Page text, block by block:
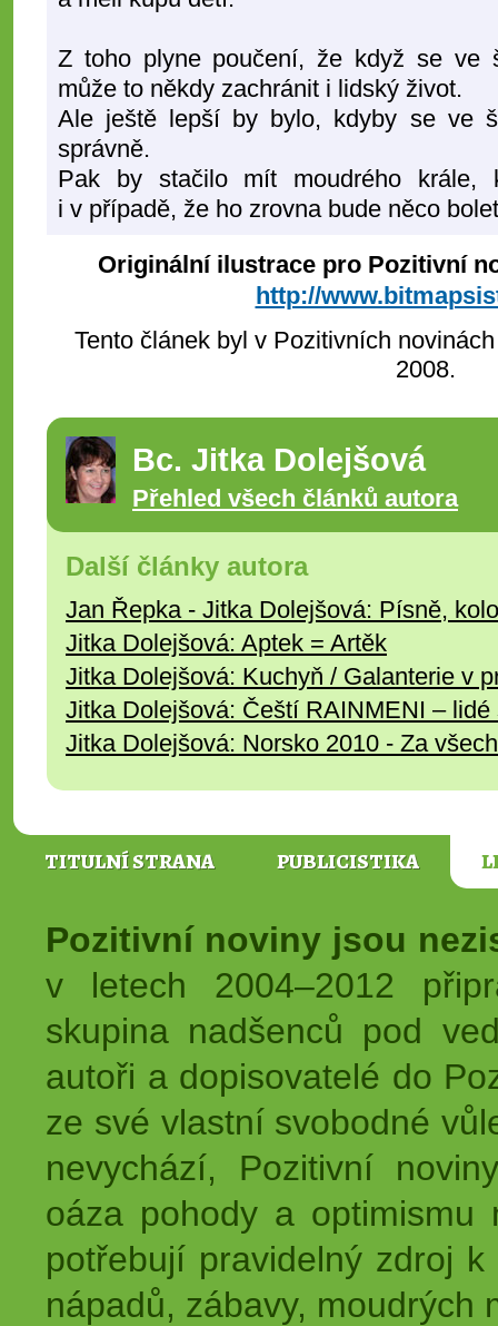
Z toho plyne poučení, že když se ve
může to někdy zachránit i lidský život.
Ale ještě lepší by bylo, kdyby se ve
správně.
Pak by stačilo mít moudrého krále,
i v případě, že ho zrovna bude něco
Originální ilustrace pro Pozitivní
http://
Tento článek byl v Pozitivních
2008.
Bc. Jitka Dolejšová
Přehled všech článků autora
Další články autora
Jan Řepka - Jitka Dolejšová: Písně,
Jitka Dolejšová: Aptek = Artěk
Jitka Dolejšová: Kuchyň / Galanterie v
Jitka Dolejšová: Čeští RAINMENI – lidé
Jitka Dolejšová: Norsko 2010 - Za
TITULNÍ STRANA PUBLICISTIKA
Pozitivní noviny jsou
v letech 2004–2012
skupina nadšenců pod
autoři a dopisovatelé do
ze své vlastní svobodné
nevychází, Pozitivní
oáza pohody a
potřebují pravidelný zdroj
nápadů, zábavy, moudrých